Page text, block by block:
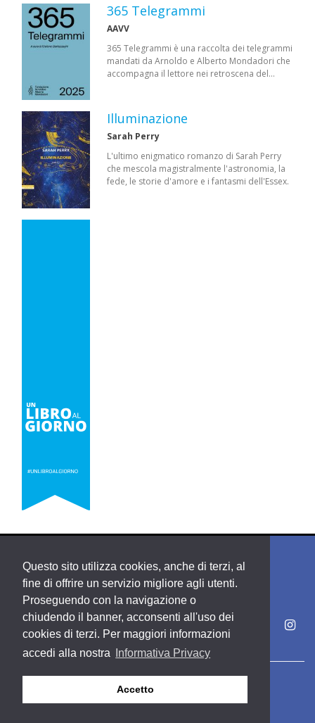
Questo sito utilizza cookies, anche di terzi, al
fine di offrire un servizio migliore agli utenti.
Proseguendo con la navigazione o
chiudendo il banner, acconsenti all'uso dei
cookies di terzi. Per maggiori informazioni
accedi alla nostra
Informativa Privacy
Accetto
365 Telegrammi
AAVV
365 Telegrammi è una raccolta dei telegrammi
mandati da Arnoldo e Alberto Mondadori che
accompagna il lettore nei retroscena del…
Illuminazione
Sarah Perry
L'ultimo enigmatico romanzo di Sarah Perry
che mescola magistralmente l'astronomia, la
fede, le storie d'amore e i fantasmi dell'Essex.
Copyright PDE srl società del Gruppo Feltrinelli S. p. A.